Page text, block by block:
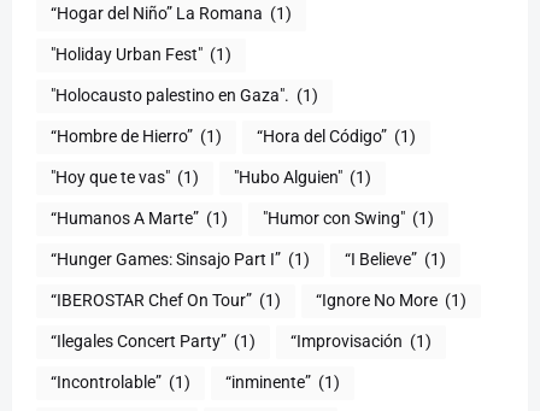
“Hogar del Niño” La Romana (1)
(1)
"Holocausto palestino en Gaza". (1)
“Hombre de Hierro” (1) (1)
"Hoy que te vas" (1) "Hubo Alguien" (1)
“Humanos A Marte” (1) "Humor con Swing" (1)
(1) “I Believe” (1)
“IBEROSTAR Chef On Tour” (1) “Ignore No More (1)
“Ilegales Concert Party” (1) “Improvisación (1)
“Incontrolable” (1) “inminente” (1)